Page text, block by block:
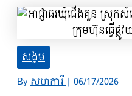
សង្គម
Byសហការី| 06/17/2026